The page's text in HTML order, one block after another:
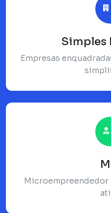
Simples
Empresas
Microempreendedor